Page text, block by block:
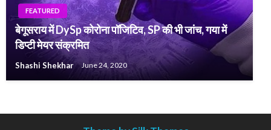
FEATURED
बेगूसराय में DySp कोरोना पॉजिटिव, SP की भी जांच, गया में
डिप्टी मेयर संक्रमित
Shashi Shekhar June 24, 2020